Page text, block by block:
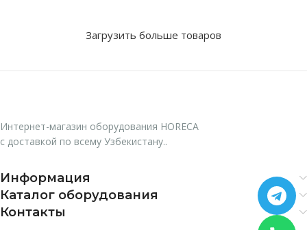
Загрузить больше товаров
Интернет-магазин оборудования HORECA
с доставкой по всему Узбекистану..
Информация
Каталог оборудования
Контакты